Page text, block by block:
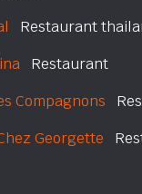
Restaurant
Restaurant
Compagnons
Georgette